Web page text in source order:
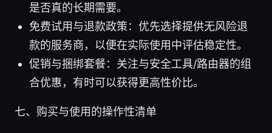
是否真的长期需要。
免费试用与退款政策：优先选择提供无风险退
款的服务商，以便在实际使用中评估稳定性。
促销与捆绑套餐：关注与安全工具/路由器的组
合优惠，有时可以获得更高性价比。
七、购买与使用的操作性清单